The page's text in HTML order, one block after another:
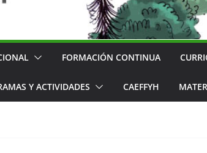
FORMACIÓN CONTINUA
Y ACTIVIDADES CAEFFYH